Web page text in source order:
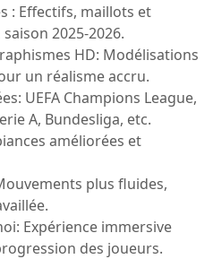
: Effectifs, maillots et
2025-2026.
HD: Modélisations
un réalisme accru.
UEFA Champions League,
A, Bundesliga, etc.
améliorées et
plus fluides,
Expérience immersive
des joueurs.